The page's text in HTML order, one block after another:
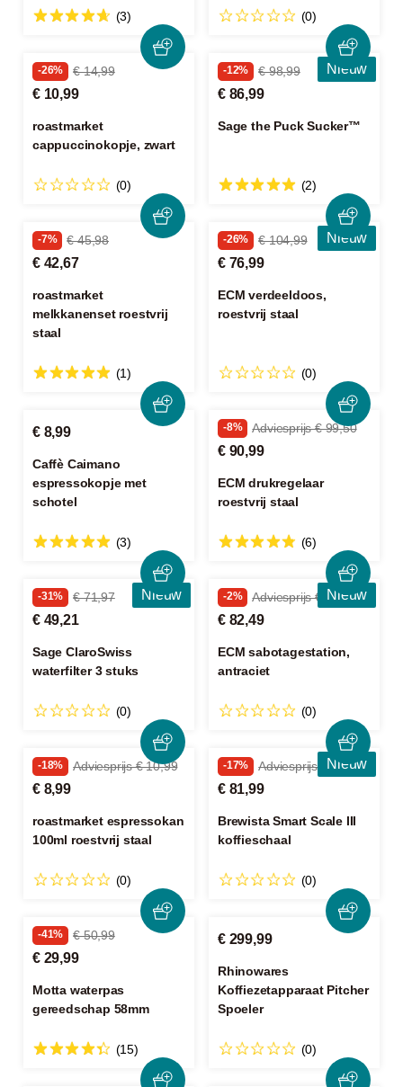
(3) (0)
-26% € 14,99
€ 10,99
roastmarket
cappuccinokopje, zwart
(0)
Nieuw
-12% € 98,99
€ 86,99
Sage the Puck Sucker™
(2)
-7% € 45,98
€ 42,67
roastmarket
melkkanenset roestvrij
staal
(1)
Nieuw
-26% € 104,99
€ 76,99
ECM verdeeldoos,
roestvrij staal
(0)
€ 8,99
Caffè Caimano
espressokopje met
schotel
(3)
-8% Adviesprijs € 99,50
€ 90,99
ECM drukregelaar
roestvrij staal
(6)
Nieuw
-31% € 71,97
€ 49,21
Sage ClaroSwiss
waterfilter 3 stuks
(0)
Nieuw
-2% Adviesprijs € 84,50
€ 82,49
ECM sabotagestation,
antraciet
(0)
-18% Adviesprijs € 10,99
€ 8,99
roastmarket espressokan
100ml roestvrij staal
(0)
Nieuw
-17% Adviesprijs € 98,90
€ 81,99
Brewista Smart Scale III
koffieschaal
(0)
-41% € 50,99
€ 29,99
Motta waterpas
gereedschap 58mm
(15)
€ 299,99
Rhinowares
Koffiezetapparaat Pitcher
Spoeler
(0)